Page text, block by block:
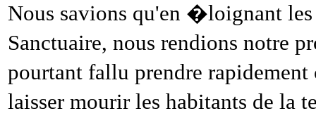
Nous savions qu'en �loignant
Sanctuaire, nous rendions notre
pourtant fallu prendre
laisser mourir les habitants de